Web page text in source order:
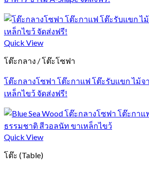
Quick View
โต๊ะกลาง / โต๊ะโซฟา
โต๊ะกลางโซฟา โต๊ะกาแฟ โต๊ะรับแขก ไม้จ
เหล็กไขว้ จัดส่งฟรี!
Quick View
โต๊ะ (Table)